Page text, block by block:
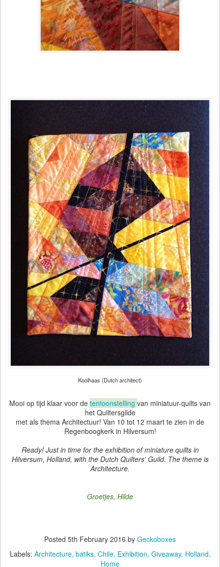
Koolhaas (Dutch architect)
Mooi op tijd klaar voor de tentoonstelling van miniatuur-quilts van
het Quiltersgilde
met als thema Architectuur! Van 10 tot 12 maart te zien in de
Regenboogkerk in Hilversum!
Ready! Just in time for the exhibition of miniature quilts in
Hilversum, Holland, with the Dutch Quilters' Guild. The theme is
Architecture.
Groetjes, Hilde
Posted 5th February 2016 by Geckoboxes
Labels: Architecture batiks Chile Exhibition Giveaway Holland
Home